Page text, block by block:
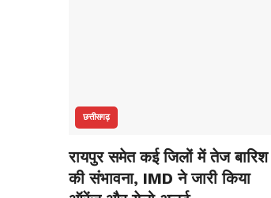
छत्तीसगढ़
रायपुर समेत कई जिलों में तेज बारिश
की संभावना, IMD ने जारी किया